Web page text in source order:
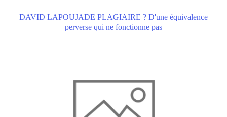
DAVID LAPOUJADE PLAGIAIRE ? D'une équivalence
perverse qui ne fonctionne pas